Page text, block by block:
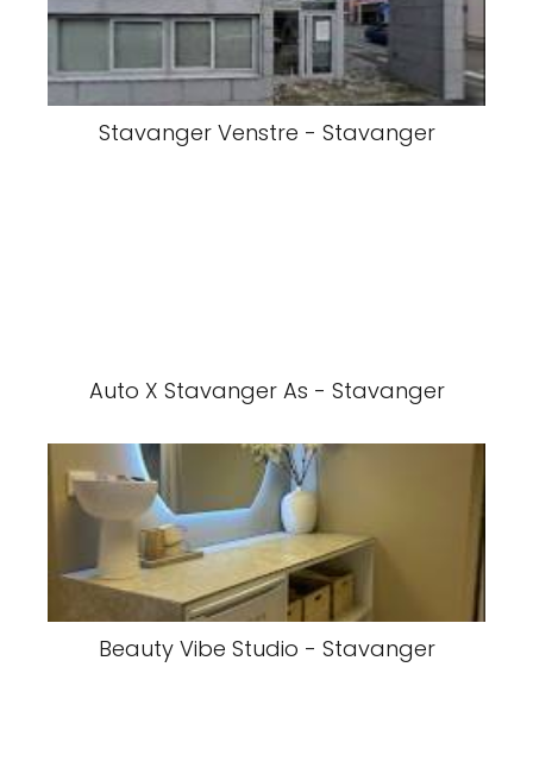
Stavanger Venstre - Stavanger
Auto X Stavanger As - Stavanger
Beauty Vibe Studio - Stavanger